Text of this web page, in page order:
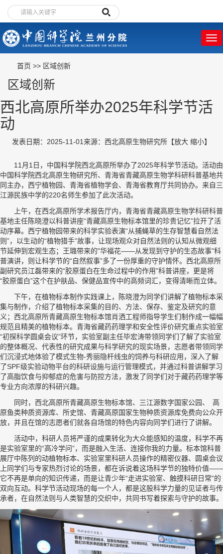
首页 >> 区域创新
区域创新
西北高原所举办2025年科学节活
动
发表日期：2025-11-01来源：西北高原生物研究所 【放大 缩小】
11月1日，中国科学院西北高原所举办了2025年科学节活动。活动由
中国科学院西北高原生物研究所、青海省青藏高原生物学科研科普基地共
同主办，西宁植物园、青海省植物学会、青海省教育厅共同协办。来自三
江源民族中学的220名师生参加了此次活动。
上午，在西北高原所学术报告厅内，青海省青藏高原生物学科研科普
基地主任陈晓澄以科普讲座“青藏高原生物标本馆里的珍贵记忆”拉开了活
动序幕。西宁植物园带来的科学实验表演“从捕蝇草的生存智慧看自然法
则”，以生动的“植物猎手”故事，让现场观众对自然法则的认知从微观细
节延伸到宏观生态；王璐带来的"华福花——从发现到守护的生态故事"科
普演讲，则让科学节的“自然叙事”多了一份厚重的守护情怀。西北高原所
副研究员江磊带来的“胶原蛋白在生命过程中的作用”科普讲座，更是将
“胶原蛋白”这个在护肤品、保健品宣传中的高频词汇，变得清晰而立体。
下午，在植物标本制作实践课上，陈晓澄为同学们讲解了植物标本采
集与制作，介绍了植物标本采集的目的、方法、保存、鉴定及研究的意
义；西北高原所青藏高原生物标本馆肖洒工程师指导学生们制作成一幅幅
规范且精美的植物标本。青海省藏药药理学和安全性评价研究重点实验室
“初探科学圆桌会议”环节，实验室副主任毕宏涛带领同学们了解了实验室
的整体概况、代表性的研究成果与科学研究的现实场景，志愿者带领同学
们沉浸式地体验了模式生物-秀丽隐杆线虫的饲养与科研应用，深入了解
了SPF级实验动物平台的科研设施与运行管理模式，并通过科普讲解学习
了高脂饮食与抑郁症的危害与防控方法，激发了同学们对于藏药药理学等
专业方向浓厚的科研兴趣。
同时，西北高原所青藏高原生物标本馆、三江源数字国家公园、 高
原鱼类种质资源库、所史馆、青藏高原国家生物种质资源库免费向公众开
放，并且在馆的志愿者们就各自场馆的特色内容向同学们进行了讲解。
活动中，科研人员将严谨的成果转化为大众能感知的温度，科学不再
是实验室里的“高冷学问”，而是融入生活、连接你我的力量。标本馆科普
展厅中陈列的动植物标本、实验室里科研人员操作的精密仪器、圆桌会议
上同学们与专家热烈讨论的场景，都在诉说着这场科学节的独特价值——
它不再是单向的知识传递，而是让青少年“走进实验室、触摸科研日常”的
双向互动。科学节活动现场的每一个人，都是这股科学力量的见证者与传
承者，在自然法则与人类智慧的交织中，共同书写着探索与守护的故事。